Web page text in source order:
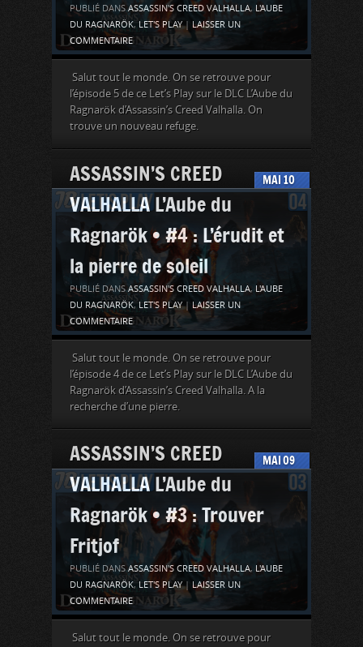
PUBLIÉ DANSASSASSIN'S CREED VALHALLA, L'AUBE
DU RAGNARÖK, LET'S PLAY| LAISSER UN
COMMENTAIRE
Salut tout le monde. On se retrouve pour
l’épisode 5 de ce Let’s Play sur le DLC L’Aube du
Ragnarök d’Assassin’s Creed Valhalla. On
trouve un nouveau refuge.
10
MAI
ASSASSIN’S CREED
VALHALLA L’Aube du
Ragnarök • #4 : L’érudit et
la pierre de soleil
PUBLIÉ DANSASSASSIN'S CREED VALHALLA, L'AUBE
DU RAGNARÖK, LET'S PLAY| LAISSER UN
COMMENTAIRE
Salut tout le monde. On se retrouve pour
l’épisode 4 de ce Let’s Play sur le DLC L’Aube du
Ragnarök d’Assassin’s Creed Valhalla. A la
recherche d’une pierre.
09
MAI
ASSASSIN’S CREED
VALHALLA L’Aube du
Ragnarök • #3 : Trouver
Fritjof
PUBLIÉ DANSASSASSIN'S CREED VALHALLA, L'AUBE
DU RAGNARÖK, LET'S PLAY| LAISSER UN
COMMENTAIRE
Salut tout le monde. On se retrouve pour